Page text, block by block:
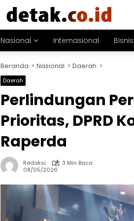
Nasional Internasional Bisnis
Beranda Nasional Daerah
Daerah
Perlindungan
Prioritas, DPRD
Raperda
Redaksi
3 Min Baca
08/05/2026